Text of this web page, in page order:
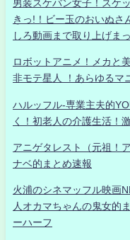
男装スケバン女子！スケ
きっ!！ビー玉のおいぬ
しろ動画まで取り上げま
ロボットアニメ！メカと
非モテ星人 ！あらゆるマ
ハルッフル-専業主夫的
く！初老人の介護生活！
アニゲタレスト（元祖！
ナベ的まとめ速報
火浦のシネマッフル映画
人オカマちゃんの鬼女的
ーハーフ